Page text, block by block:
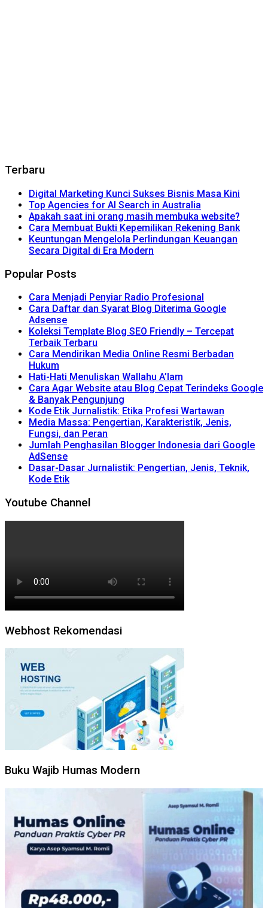
Terbaru
Digital Marketing Kunci Sukses Bisnis Masa Kini
Top Agencies for AI Search in Australia
Apakah saat ini orang masih membuka website?
Cara Membuat Bukti Kepemilikan Rekening Bank
Keuntungan Mengelola Perlindungan Keuangan
Secara Digital di Era Modern
Popular Posts
Cara Menjadi Penyiar Radio Profesional
Cara Daftar dan Syarat Blog Diterima Google
Adsense
Koleksi Template Blog SEO Friendly – Tercepat
Terbaik Terbaru
Cara Mendirikan Media Online Resmi Berbadan
Hukum
Hati-Hati Menuliskan Wallahu A’lam
Cara Agar Website atau Blog Cepat Terindeks Google
& Banyak Pengunjung
Kode Etik Jurnalistik: Etika Profesi Wartawan
Media Massa: Pengertian, Karakteristik, Jenis,
Fungsi, dan Peran
Jumlah Penghasilan Blogger Indonesia dari Google
AdSense
Dasar-Dasar Jurnalistik: Pengertian, Jenis, Teknik,
Kode Etik
Youtube Channel
Webhost Rekomendasi
Buku Wajib Humas Modern